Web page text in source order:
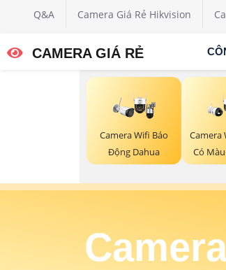
Q&A Camera Giá Rẻ Hikvision
CAMERA GIÁ RẺ
Camera Wifi Báo
Động Dahua
Camera
Có